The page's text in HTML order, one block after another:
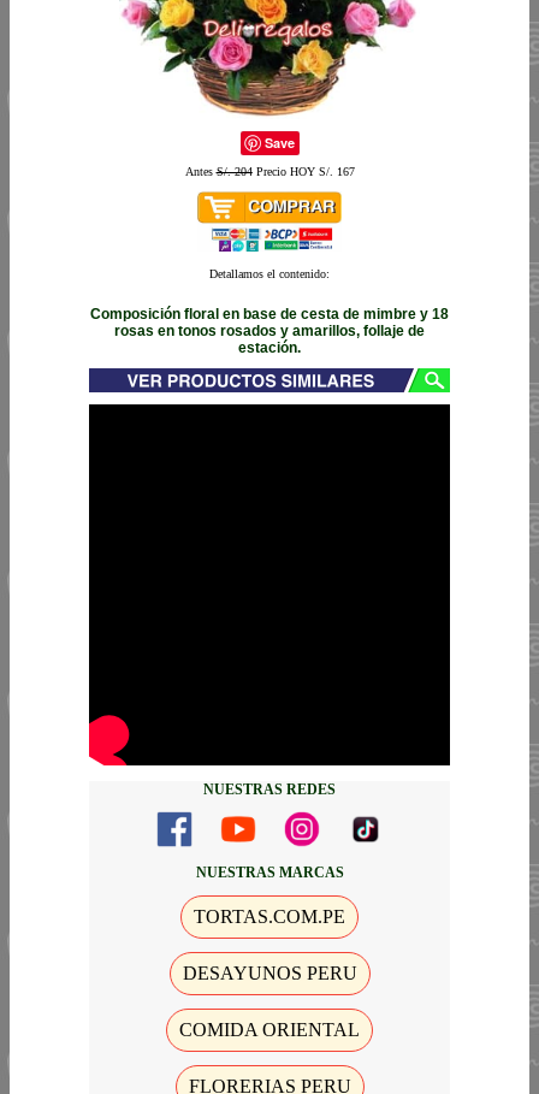
Save
AntesS/. 204Precio HOY S/. 167
Detallamos el contenido:
Composición floral en base de cesta de mimbre y 18
rosas en tonos rosados y amarillos, follaje de
estación.
NUESTRAS REDES
NUESTRAS MARCAS
TORTAS.COM.PE
DESAYUNOS PERU
COMIDA ORIENTAL
FLORERIAS PERU